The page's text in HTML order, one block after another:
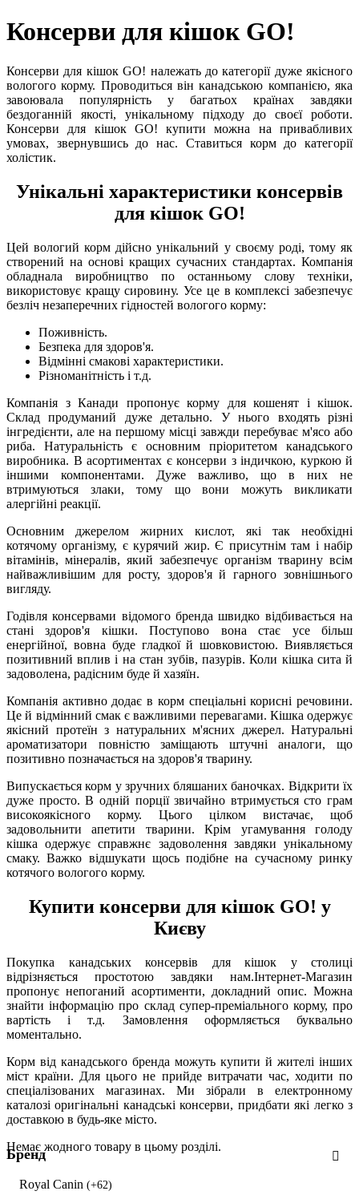
Консерви для кішок GO!
Консерви для кішок GO! належать до категорії дуже якісного
вологого корму. Проводиться він канадською компанією, яка
завоювала популярність у багатьох країнах завдяки
бездоганній якості, унікальному підходу до своєї роботи.
Консерви для кішок GO! купити можна на привабливих
умовах, звернувшись до нас. Ставиться корм до категорії
холістик.
Унікальні характеристики консервів
для кішок GO!
Цей вологий корм дійсно унікальний у своєму роді, тому як
створений на основі кращих сучасних стандартах. Компанія
обладнала виробництво по останньому слову техніки,
використовує кращу сировину. Усе це в комплексі забезпечує
безліч незаперечних гідностей вологого корму:
Поживність.
Безпека для здоров'я.
Відмінні смакові характеристики.
Різноманітність і т.д.
Компанія з Канади пропонує корму для кошенят і кішок.
Склад продуманий дуже детально. У нього входять різні
інгредієнти, але на першому місці завжди перебуває м'ясо або
риба. Натуральність є основним пріоритетом канадського
виробника. В асортиментах є консерви з індичкою, куркою й
іншими компонентами. Дуже важливо, що в них не
втримуються злаки, тому що вони можуть викликати
алергійні реакції.
Основним джерелом жирних кислот, які так необхідні
котячому організму, є курячий жир. Є присутнім там і набір
вітамінів, мінералів, який забезпечує організм тварину всім
найважливішим для росту, здоров'я й гарного зовнішнього
вигляду.
Годівля консервами відомого бренда швидко відбивається на
стані здоров'я кішки. Поступово вона стає усе більш
енергійної, вовна буде гладкої й шовковистою. Виявляється
позитивний вплив і на стан зубів, пазурів. Коли кішка сита й
задоволена, радісним буде й хазяїн.
Компанія активно додає в корм спеціальні корисні речовини.
Це й відмінний смак є важливими перевагами. Кішка одержує
якісний протеїн з натуральних м'ясних джерел. Натуральні
ароматизатори повністю заміщають штучні аналоги, що
позитивно позначається на здоров'я тварину.
Випускається корм у зручних бляшаних баночках. Відкрити їх
дуже просто. В одній порції звичайно втримується сто грам
високоякісного корму. Цього цілком вистачає, щоб
задовольнити апетити тварини. Крім угамування голоду
кішка одержує справжнє задоволення завдяки унікальному
смаку. Важко відшукати щось подібне на сучасному ринку
котячого вологого корму.
Купити консерви для кішок GO! у
Києву
Покупка канадських консервів для кішок у столиці
відрізняється простотою завдяки нам.Інтернет-Магазин
пропонує непоганий асортименти, докладний опис. Можна
знайти інформацію про склад супер-преміального корму, про
вартість і т.д. Замовлення оформляється буквально
моментально.
Корм від канадського бренда можуть купити й жителі інших
міст країни. Для цього не прийде витрачати час, ходити по
спеціалізованих магазинах. Ми зібрали в електронному
каталозі оригінальні канадські консерви, придбати які легко з
доставкою в будь-яке місто.
Немає жодного товару в цьому розділі.
Бренд
Royal Canin (+62)